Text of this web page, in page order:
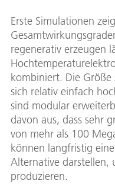
Erste Simulationen
regenerativ erzeugen
kombiniert. Die Größe
sich relativ einfach
sind modular
davon aus, dass sehr
von mehr als 100
können langfristig
Alternative darstellen,
produzieren.